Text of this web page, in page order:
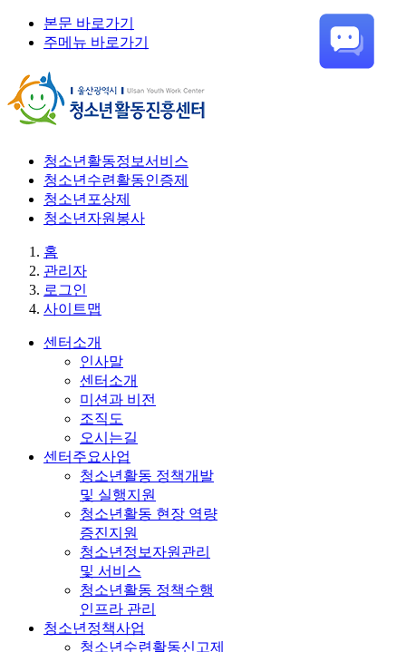
본문 바로가기
주메뉴 바로가기
청소년활동정보서비스
청소년수련활동인증제
청소년포상제
청소년자원봉사
홈
관리자
로그인
사이트맵
센터소개
인사말
센터소개
미션과 비전
조직도
오시는길
센터주요사업
청소년활동 정책개발
및 실행지원
청소년활동 현장 역량
증진지원
청소년정보자원관리
및 서비스
청소년활동 정책수행
인프라 관리
청소년정책사업
청소년수련활동신고제